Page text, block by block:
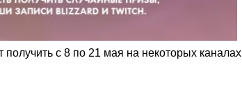
с 8 по 21 мая на некоторых каналах